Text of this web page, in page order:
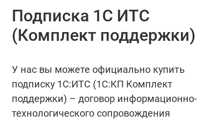
Подписка 1С ИТС
(Комплект поддержки)
У нас вы можете официально купить
подписку 1С:ИТС (1С:КП Комплект
поддержки) – договор информационно-
технологического сопровождения